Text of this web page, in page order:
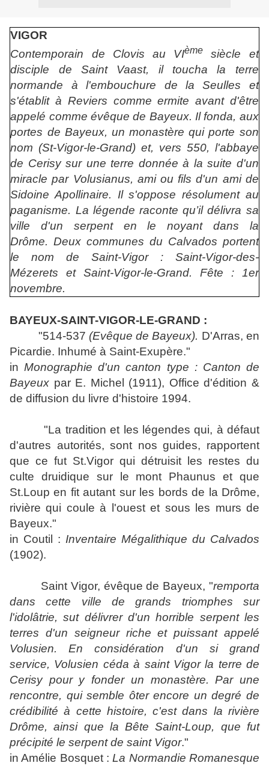
VIGOR
Contemporain de Clovis au VIème
siècle et
disciple de Saint Vaast, il toucha la terre
normande à l'embouchure de la Seulles et
s'établit à Reviers comme ermite avant d'être
appelé comme évêque de Bayeux. Il fonda, aux
portes de Bayeux, un monastère qui porte son
nom (St-Vigor-le-Grand) et, vers 550, l'abbaye
de Cerisy sur une terre donnée à la suite d'un
miracle par Volusianus, ami ou fils d'un ami de
Sidoine Apollinaire. Il s'oppose résolument au
paganisme. La légende raconte qu’il délivra sa
ville d'un serpent en le noyant dans la
Drôme. Deux communes du Calvados portent
le nom de Saint-Vigor : Saint-Vigor-des-
Mézerets et Saint-Vigor-le-Grand.
Fête : 1er
novembre.
BAYEUX-SAINT-VIGOR-LE-GRAND :
"514-537 (Evêque de Bayeux). D'Arras, en
Picardie. Inhumé à Saint-Exupère."
inMonographie d'un canton type : Canton de
Bayeux par E. Michel (1911), Office d'édition &
de diffusion du livre d'histoire 1994.
"La tradition et les légendes qui, à défaut
d'autres autorités, sont nos guides, rapportent
que ce fut St.Vigor qui détruisit les restes du
culte druidique sur le mont Phaunus et que
St.Loup en fit autant sur les bords de la Drôme,
rivière qui coule à l'ouest et sous les murs de
Bayeux."
in Coutil : Inventaire Mégalithique du Calvados
(1902).
Saint Vigor, évêque de Bayeux, "remporta
dans cette ville de grands triomphes sur
l'idolâtrie, sut délivrer d'un horrible serpent les
terres d'un seigneur riche et puissant appelé
Volusien. En considération d'un si grand
service, Volusien céda à saint Vigor la terre de
Cerisy pour y fonder un monastère. Par une
rencontre, qui semble ôter encore un degré de
crédibilité à cette histoire, c'est dans la rivière
Drôme, ainsi que la Bête Saint-Loup, que fut
précipité le serpent de saint Vigor."
in Amélie Bosquet :La Normandie Romanesque